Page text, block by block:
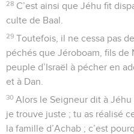
28 C’est ainsi que Jéhu fit
culte de Baal.
29 Toutefois, il ne cessa pas
péchés que Jéroboam, fils de
peuple d’Israël à pécher en
et à Dan.
30 Alors le Seigneur dit à Jéhu
je trouve juste ; tu as réalisé
la famille d’Achab ; c’est